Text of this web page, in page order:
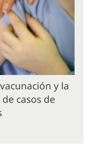
y la
casos de